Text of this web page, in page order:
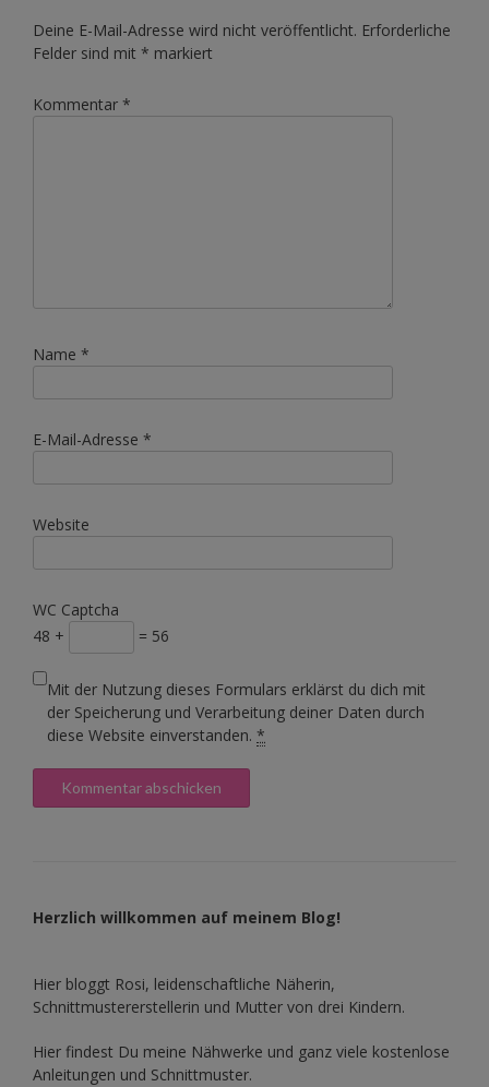
Deine E-Mail-Adresse wird nicht veröffentlicht. Erforderliche
Felder sind mit * markiert
Kommentar *
Name *
E-Mail-Adresse *
Website
WC Captcha
48 +
= 56
Mit der Nutzung dieses Formulars erklärst du dich mit
der Speicherung und Verarbeitung deiner Daten durch
diese Website einverstanden. *
Herzlich willkommen auf meinem Blog!
Hier bloggt Rosi, leidenschaftliche Näherin,
Schnittmustererstellerin und Mutter von drei Kindern.
Hier findest Du meine Nähwerke und ganz viele kostenlose
Anleitungen und Schnittmuster.